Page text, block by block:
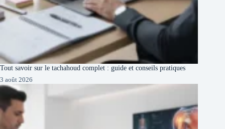
Tout savoir sur le tachahoud complet : guide et conseils pratiques
3 août 2026